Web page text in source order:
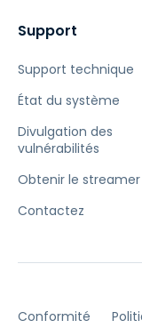
Support
Support technique
État du système
Divulgation des
vulnérabilités
Obtenir le streamer
Contactez
Conformité